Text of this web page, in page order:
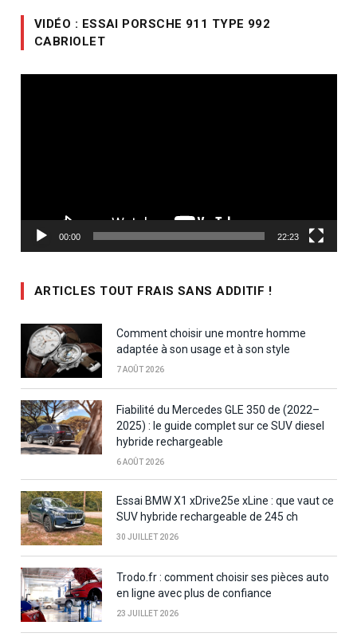
VIDÉO : ESSAI PORSCHE 911 TYPE 992
CABRIOLET
00:00 22:23
ARTICLES TOUT FRAIS SANS ADDITIF !
Comment choisir une montre homme
adaptée à son usage et à son style
7 AOÛT 2026
Fiabilité du Mercedes GLE 350 de (2022–
2025) : le guide complet sur ce SUV diesel
hybride rechargeable
6 AOÛT 2026
Essai BMW X1 xDrive25e xLine : que vaut ce
SUV hybride rechargeable de 245 ch
30 JUILLET 2026
Trodo.fr : comment choisir ses pièces auto
en ligne avec plus de confiance
23 JUILLET 2026